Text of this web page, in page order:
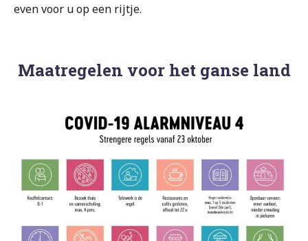
even voor u op een rijtje.
Maatregelen voor het ganse land